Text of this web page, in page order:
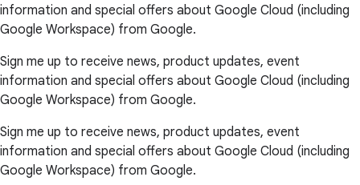
information and special offers about Google Cloud (including
Google Workspace) from Google.
Sign me up to receive news, product updates, event
information and special offers about Google Cloud (including
Google Workspace) from Google.
Sign me up to receive news, product updates, event
information and special offers about Google Cloud (including
Google Workspace) from Google.